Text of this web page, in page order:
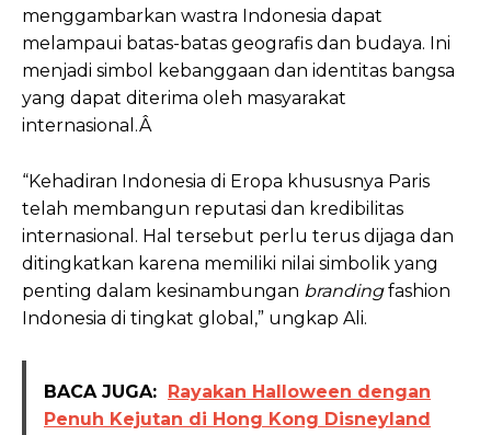
menggambarkan wastra Indonesia dapat
melampaui batas-batas geografis dan budaya. Ini
menjadi simbol kebanggaan dan identitas bangsa
yang dapat diterima oleh masyarakat
internasional.Â
“Kehadiran Indonesia di Eropa khususnya Paris
telah membangun reputasi dan kredibilitas
internasional. Hal tersebut perlu terus dijaga dan
ditingkatkan karena memiliki nilai simbolik yang
penting dalam kesinambungan brandingfashion
Indonesia di tingkat global,” ungkap Ali.
BACA JUGA:
Rayakan Halloween dengan
Penuh Kejutan di Hong Kong Disneyland